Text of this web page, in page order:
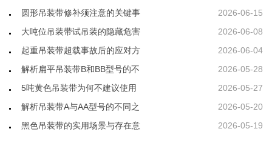
2026-06-15
圆形吊装带修补须注意的关键事
2026-06-08
大吨位吊装带试吊装的隐藏危害
2026-06-04
起重吊装带超载事故后的应对方
2026-05-28
解析扁平吊装带B和BB型号的不
2026-05-27
5吨黄色吊装带为何不建议使用
2026-05-20
解析吊装带A与AA型号的不同之
2026-05-19
黑色吊装带的实用场景与存在意